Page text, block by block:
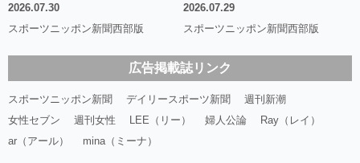
2026.07.30
スポーツニッポン新聞西部版
2026.07.29
スポーツニッポン新聞西部版
広告掲載誌リンク
スポーツニッポン新聞 デイリースポーツ新聞
週刊新潮
女性セブン
週刊女性 LEE（リー） 婦人公論
Ray（レイ）
ar（アール）
mina（ミーナ）